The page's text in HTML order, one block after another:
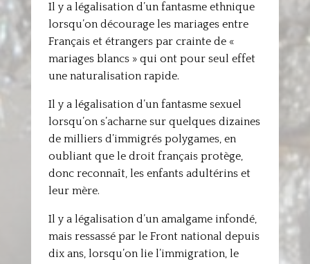
Il y a légalisation d’un fantasme ethnique
lorsqu’on décourage les mariages entre
Français et étrangers par crainte de «
mariages blancs » qui ont pour seul effet
une naturalisation rapide.
Il y a légalisation d’un fantasme sexuel
lorsqu’on s’acharne sur quelques dizaines
de milliers d’immigrés polygames, en
oubliant que le droit français protège,
donc reconnaît, les enfants adultérins et
leur mère.
Il y a légalisation d’un amalgame infondé,
mais ressassé par le Front national depuis
dix ans, lorsqu’on lie l’immigration, le